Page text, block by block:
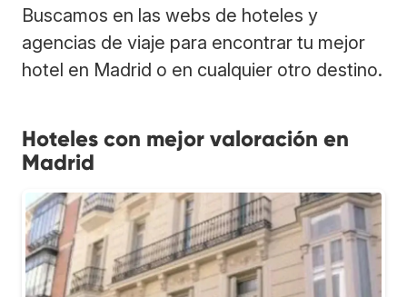
Buscamos en las webs de hoteles y
agencias de viaje para encontrar tu mejor
hotel en Madrid o en cualquier otro destino.
Hoteles con mejor valoración en
Madrid